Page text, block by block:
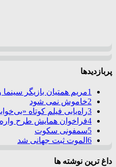
پربازدیدها
1مریم همتیان بازیگر
2خاموش نمی شود
3راه‌یابی فیلم کوتاه
4فراخوان همایش طرح واره
5سمفونی سکوت
6 الموت ثبت جهانی شد
داغ ترین نوشته ها